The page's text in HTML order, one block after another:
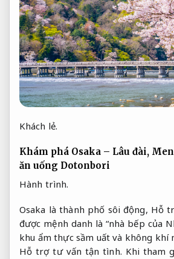
Khách lẻ.
Khám phá Osaka – Lâu đài,
ăn uống Dotonbori
Hành trình.
Osaka là thành phố sôi động, Hỗ
được mệnh danh là “nhà bếp của
khu ẩm thực sầm uất và không khí
Hỗ trợ tư vấn tận tình. Khi tham